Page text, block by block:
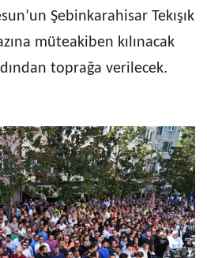
Şebinkarahisar Tekışık
müteakiben kılınacak
toprağa verilecek.